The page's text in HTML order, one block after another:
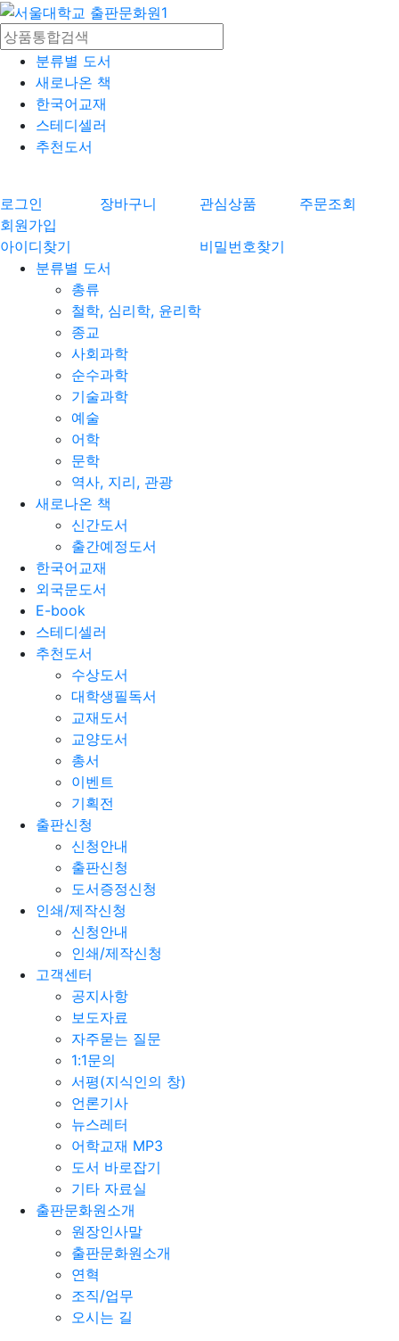
분류별 도서
새로나온 책
한국어교재
스테디셀러
추천도서
로그인 장바구니 관심상품
주문조회
회원가입
아이디찾기
비밀번호찾기
분류별 도서
총류
철학, 심리학, 윤리학
종교
사회과학
순수과학
기술과학
예술
어학
문학
역사, 지리, 관광
새로나온 책
신간도서
출간예정도서
한국어교재
외국문도서
E-book
스테디셀러
추천도서
수상도서
대학생필독서
교재도서
교양도서
총서
이벤트
기획전
출판신청
신청안내
출판신청
도서증정신청
인쇄/제작신청
신청안내
인쇄/제작신청
고객센터
공지사항
보도자료
자주묻는 질문
1:1문의
서평(지식인의 창)
언론기사
뉴스레터
어학교재 MP3
도서 바로잡기
기타 자료실
출판문화원소개
원장인사말
출판문화원소개
연혁
조직/업무
오시는 길